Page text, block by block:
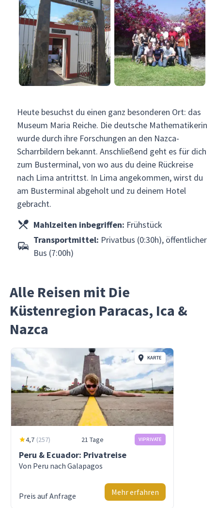
Heute besuchst du einen ganz besonderen Ort: das
Museum Maria Reiche. Die deutsche Mathematikerin
wurde durch ihre Forschungen an den Nazca-
Scharrbildern bekannt. Anschließend geht es für dich
zum Busterminal, von wo aus du deine Rückreise
nach Lima antrittst. In Lima angekommen, wirst du
am Busterminal abgeholt und zu deinem Hotel
gebracht.
Mahlzeiten inbegriffen: Frühstück
Transportmittel: Privatbus (0:30h), öffentlicher
Bus (7:00h)
Alle Reisen mit Die
Küstenregion Paracas, Ica &
Nazca
KARTE
4,7 (257) 21 Tage VIPRIVATE
Peru & Ecuador: Privatreise
Von Peru nach Galapagos
Preis auf Anfrage Mehr erfahren